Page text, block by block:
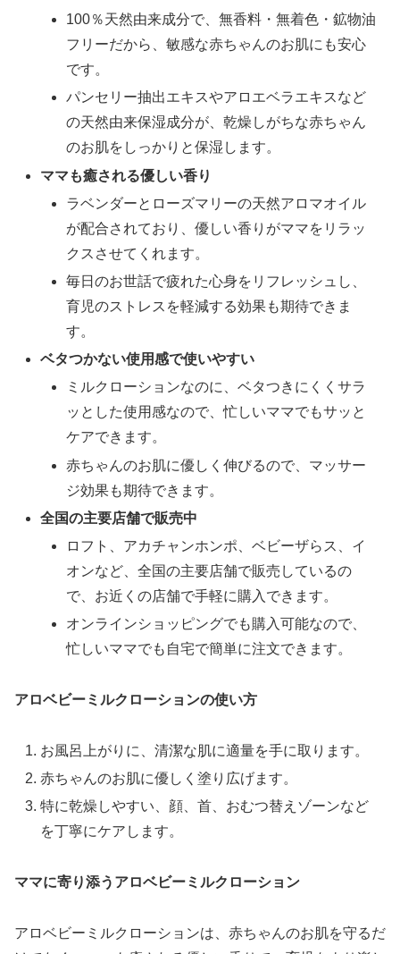
100％天然由来成分で、無香料・無着色・鉱物油
フリーだから、敏感な赤ちゃんのお肌にも安心
です。
パンセリー抽出エキスやアロエベラエキスなど
の天然由来保湿成分が、乾燥しがちな赤ちゃん
のお肌をしっかりと保湿します。
ママも癒される優しい香り
ラベンダーとローズマリーの天然アロマオイル
が配合されており、優しい香りがママをリラッ
クスさせてくれます。
毎日のお世話で疲れた心身をリフレッシュし、
育児のストレスを軽減する効果も期待できま
す。
ベタつかない使用感で使いやすい
ミルクローションなのに、ベタつきにくくサラ
ッとした使用感なので、忙しいママでもサッと
ケアできます。
赤ちゃんのお肌に優しく伸びるので、マッサー
ジ効果も期待できます。
全国の主要店舗で販売中
ロフト、アカチャンホンポ、ベビーザらス、イ
オンなど、全国の主要店舗で販売しているの
で、お近くの店舗で手軽に購入できます。
オンラインショッピングでも購入可能なので、
忙しいママでも自宅で簡単に注文できます。
アロベビーミルクローションの使い方
お風呂上がりに、清潔な肌に適量を手に取ります。
赤ちゃんのお肌に優しく塗り広げます。
特に乾燥しやすい、顔、首、おむつ替えゾーンなど
を丁寧にケアします。
ママに寄り添うアロベビーミルクローション
アロベビーミルクローションは、赤ちゃんのお肌を守るだ